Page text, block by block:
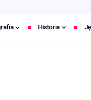
Historia